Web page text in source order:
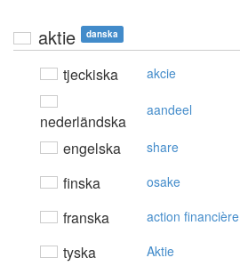
aktie danska
tjeckiska akcie
nederländska
aandeel
engelska share
finska osake
franska action financière
tyska Aktie